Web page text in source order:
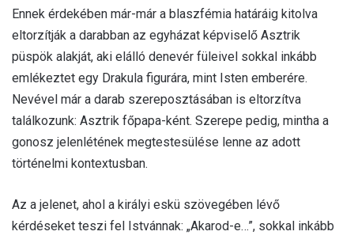
Ennek érdekében már-már a blaszfémia határáig kitolva
eltorzítják a darabban az egyházat képviselő Asztrik
püspök alakját, aki elálló denevér füleivel sokkal inkább
emlékeztet egy Drakula figurára, mint Isten emberére.
Nevével már a darab szereposztásában is eltorzítva
találkozunk: Asztrik főpapa-ként. Szerepe pedig, mintha a
gonosz jelenlétének megtestesülése lenne az adott
történelmi kontextusban.
Az a jelenet, ahol a királyi eskü szövegében lévő
kérdéseket teszi fel Istvánnak: „Akarod-e…”, sokkal inkább